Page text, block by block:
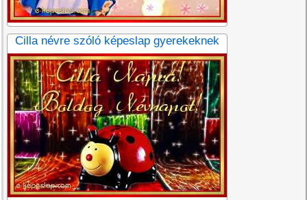
Cilla névre szóló képeslap gyerekeknek